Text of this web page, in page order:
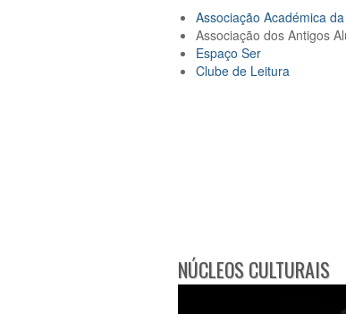
Associação Académica
Associação dos Antigos
Espaço Ser
Clube de Leitura
NÚCLEOS CULTURAIS